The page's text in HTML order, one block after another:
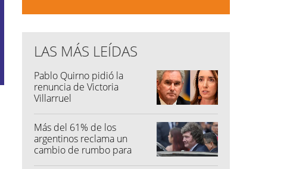
LAS MÁS LEÍDAS
Pablo Quirno pidió la
renuncia de Victoria
Villarruel
Más del 61% de los
argentinos reclama un
cambio de rumbo para